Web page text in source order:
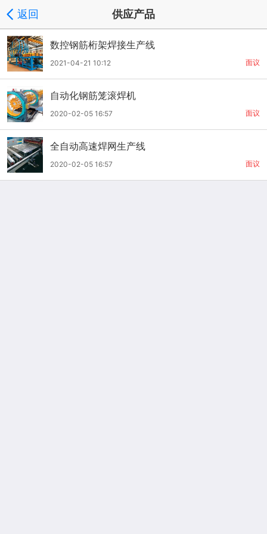
返回 供应产品
数控钢筋桁架焊接生产线
面议
2021-04-21 10:12
自动化钢筋笼滚焊机
面议
2020-02-05 16:57
全自动高速焊网生产线
面议
2020-02-05 16:57